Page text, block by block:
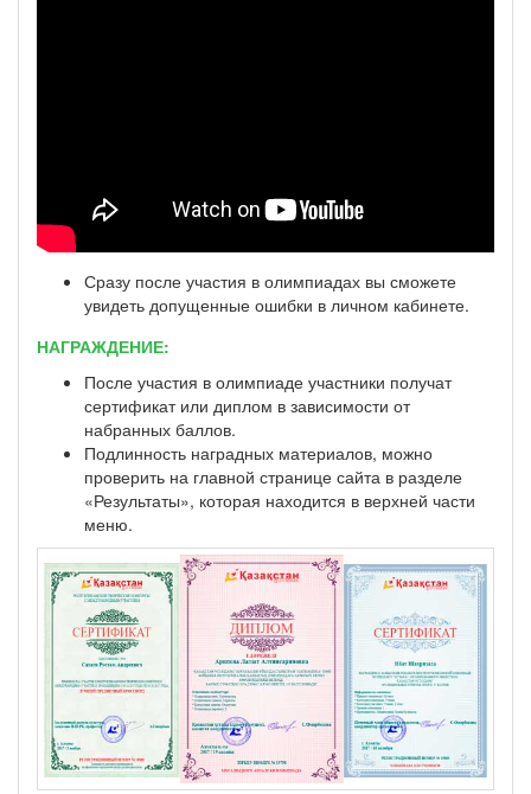
Сразу после участия в олимпиадах вы сможете
увидеть допущенные ошибки в личном кабинете.
НАГРАЖДЕНИЕ:
После участия в олимпиаде участники получат
сертификат или диплом в зависимости от
набранных баллов.
Подлинность наградных материалов, можно
проверить на главной странице сайта в разделе
«Результаты», которая находится в верхней части
меню.